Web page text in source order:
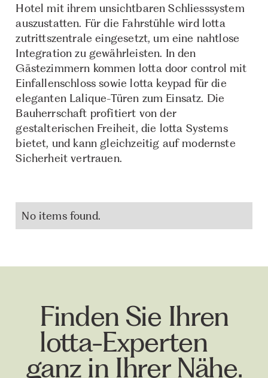
Hotel mit ihrem unsichtbaren Schliesssystem
auszustatten. Für die Fahrstühle wird lotta
zutrittszentrale eingesetzt, um eine nahtlose
Integration zu gewährleisten. In den
Gästezimmern kommen lotta door control mit
Einfallenschloss sowie lotta keypad für die
eleganten Lalique-Türen zum Einsatz. Die
Bauherrschaft profitiert von der
gestalterischen Freiheit, die lotta Systems
bietet, und kann gleichzeitig auf modernste
Sicherheit vertrauen.
No items found.
Finden Sie Ihren
lotta-Experten
ganz in Ihrer Nähe.